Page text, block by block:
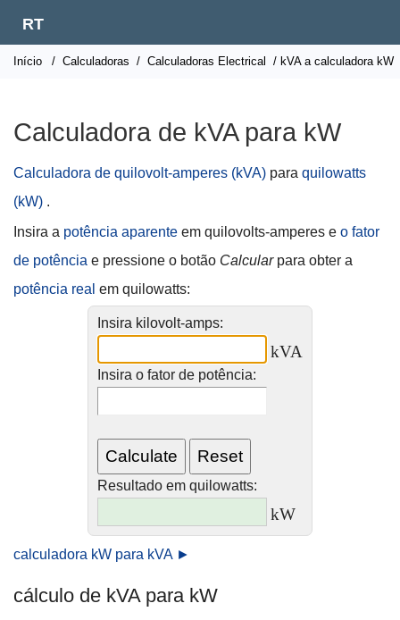
RT
Início / Calculadoras / Calculadoras Electrical / kVA a calculadora kW
Calculadora de kVA para kW
Calculadora de quilovolt-amperes (kVA) para quilowatts
(kW) .
Insira a potência aparente em quilovolts-amperes e o fator
de potência e pressione o botão Calcularpara obter a
potência real em quilowatts:
Insira kilovolt-amps:
kVA
Insira o fator de potência:
Resultado em quilowatts:
kW
calculadora kW para kVA ►
cálculo de kVA para kW